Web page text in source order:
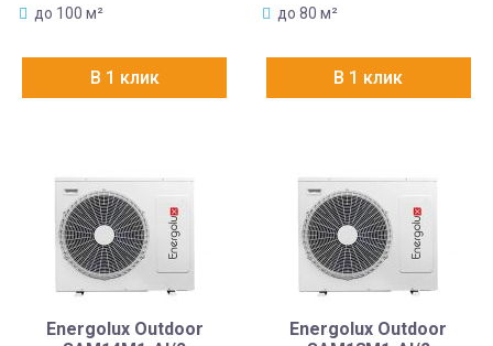
до 100 м²
В 1 клик
до 80 м²
В 1 клик
Energolux Outdoor
Energolux Outdoor